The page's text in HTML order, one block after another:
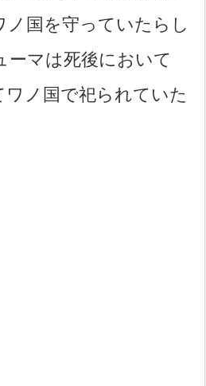
ノ国を守っていたらし
ーマは死後において
ワノ国で祀られていた